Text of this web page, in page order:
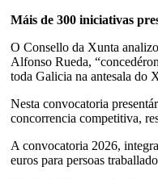
Máis de 300 iniciativas
O Consello da Xunta
Alfonso Rueda,
toda Galicia na antesala do
Nesta convocatoria
concorrencia competitiva,
A convocatoria 2026,
euros para persoas